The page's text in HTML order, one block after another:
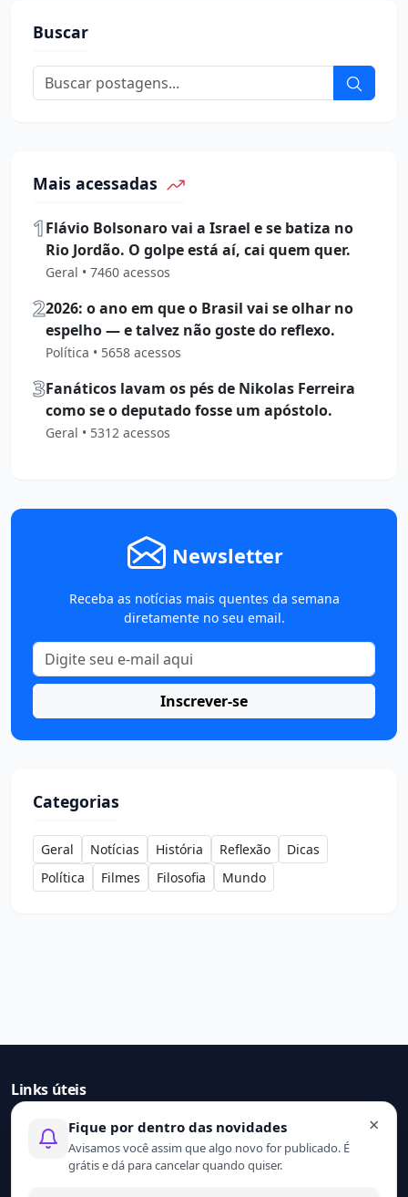
Buscar
Mais acessadas
1Flávio Bolsonaro vai a Israel e se batiza no
Rio Jordão. O golpe está aí, cai quem quer.
Geral • 7460 acessos
22026: o ano em que o Brasil vai se olhar no
espelho — e talvez não goste do reflexo.
Política • 5658 acessos
3Fanáticos lavam os pés de Nikolas Ferreira
como se o deputado fosse um apóstolo.
Geral • 5312 acessos
Newsletter
Receba as notícias mais quentes da semana
diretamente no seu email.
Inscrever-se
Categorias
Geral Notícias História Reflexão
Dicas
Política
Filmes Filosofia Mundo
Links úteis
Início
Contato
Sobre nós
×
Fique por dentro das novidades
Avisamos você assim que algo novo for publicado. É
grátis e dá para cancelar quando quiser.